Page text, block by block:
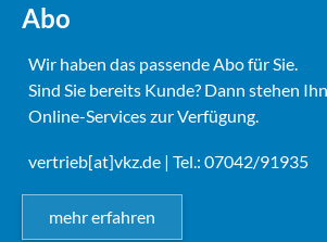
Abo
Wir haben das passende Abo für Sie.
Sind Sie bereits Kunde? Dann stehen
Online-Services zur Verfügung.
vertrieb[at]vkz.de | Tel.: 07042/91935
mehr erfahren